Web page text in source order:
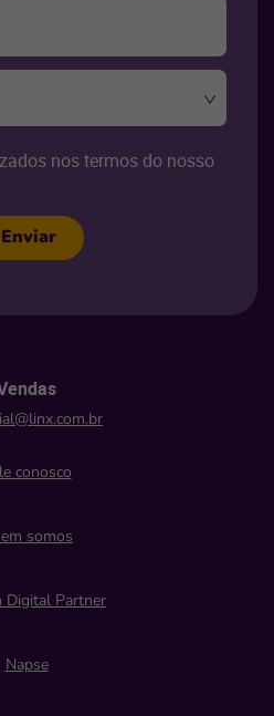
nos termos do nosso
Enviar
conosco
somos
Digital Partner
Napse